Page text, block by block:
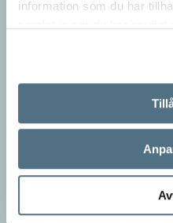
information som du har
Ordet för mamma kan ha
sedan stenåldern. Ordet är ett
liknande språkljud, som…